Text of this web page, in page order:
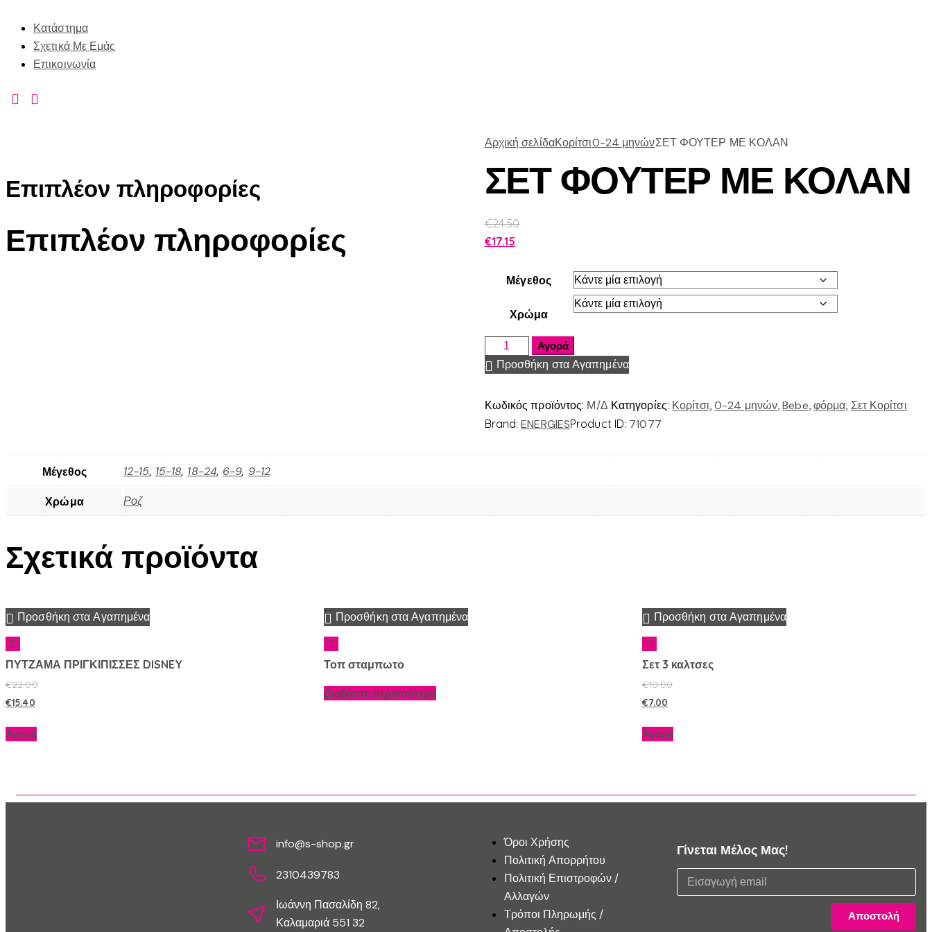
Κατάστημα
Σχετικά Με Εμάς
Επικοινωνία
Αρχική σελίδαΚορίτσι0-24 μηνώνΣΕΤ ΦΟΥΤΕΡ ΜΕ ΚΟΛΑΝ
ΣΕΤ ΦΟΥΤΕΡ ΜΕ ΚΟΛΑΝ
€24.50
€17.15
Μέγεθος
Χρώμα
Αγορά
Προσθήκη στα Αγαπημένα
Κωδικός προϊόντος: Μ/Δ Κατηγορίες: Κορίτσι 0-24 μηνών ,Bebe φόρμα Σετ Κορίτσι
Brand:ENERGIESProduct ID: 71077
Επιπλέον πληροφορίες
Επιπλέον πληροφορίες
Μέγεθος 12-15, 15-18, 18-24, 6-9, 9-12
Χρώμα Ροζ
Σχετικά προϊόντα
Προσθήκη στα Αγαπημένα
ΠΥΤΖΑΜΑ ΠΡΙΓΚΙΠΙΣΣΕΣ DISNEY
€22.00
€15.40
Αγορά
Προσθήκη στα Αγαπημένα
Τοπ σταμπωτο
Διαβάστε περισσότερα
Προσθήκη στα Αγαπημένα
Σετ 3 καλτσες
€10.00
€7.00
Αγορά
info@s-shop.gr
2310439783
Ιωάννη Πασαλίδη 82,
Καλαμαριά 551 32
Όροι Χρήσης
Πολιτική Απορρήτου
Πολιτική Επιστροφών /
Αλλαγών
Τρόποι Πληρωμής /
Γίνεται Μέλος Μας!
Αποστολή